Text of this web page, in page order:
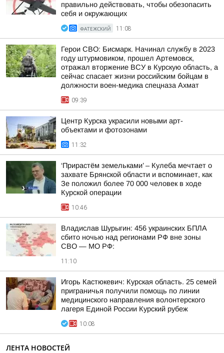
правильно действовать, чтобы обезопасить
себя и окружающих
ФАТЕЖСКИЙ 11:08
Герои СВО: Бисмарк. Начинал службу в 2023
году штурмовиком, прошел Артемовск,
отражал вторжение ВСУ в Курскую область, а
сейчас спасает жизни российским бойцам в
должности воен-медика спецназа Ахмат
09:39
Центр Курска украсили новыми арт-
объектами и фотозонами
11:32
‘Прирастём земельками’ – Кулеба мечтает о
захвате Брянской области и вспоминает, как
Зе положил более 70 000 человек в ходе
Курской операции
10:46
Владислав Шурыгин: 456 украинских БПЛА
сбито ночью над регионами РФ вне зоны
СВО — МО РФ:
11:10
Игорь Кастюкевич: Курская область. 25 семей
приграничья получили помощь по линии
медицинского направления волонтерского
лагеря Единой России Курский рубеж
10:08
ЛЕНТА НОВОСТЕЙ